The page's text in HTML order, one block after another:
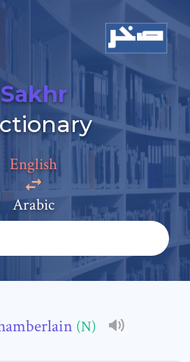
Sakhr
English
Arabic
(N)
comment